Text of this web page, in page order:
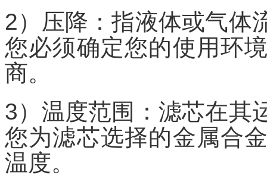
2）压降：指液体或气体
您必须确定您的使用环
商。
3）温度范围：滤芯在其
您为滤芯选择的金属合
温度。